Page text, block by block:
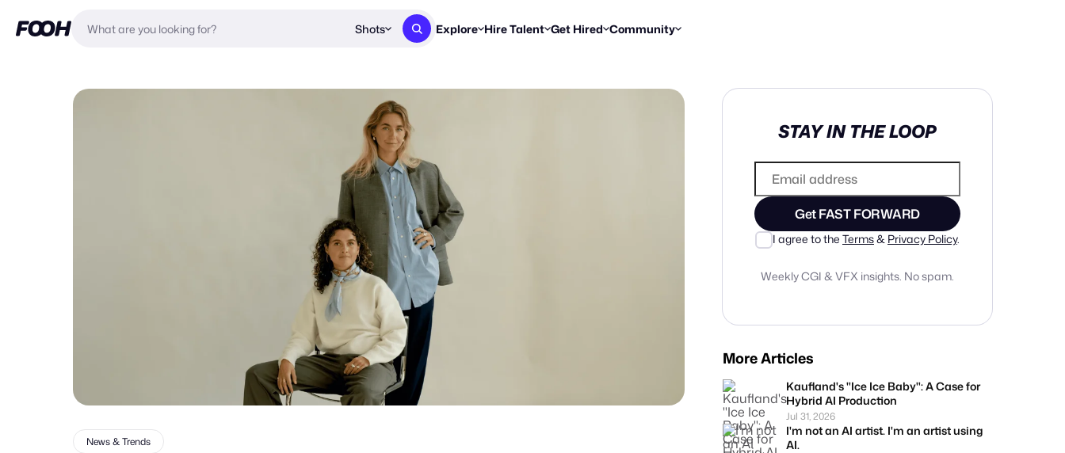
Shots Explore
Staff Picks
Hire Talent Get Hired
Find briefs & roles to pitch
Community
Enter a brief, win cash prizes
Daily FOOH & CGI inspiration
News & Trends
STAY IN THE LOOP
Get FAST FORWARD
I agree to the Terms& Privacy Policy.
Weekly CGI & VFX insights. No spam.
More Articles
Kaufland's "Ice Ice Baby": A Case for
Hybrid AI Production
Jul 31, 2026
I'm not an AI artist. I'm an artist using
AI.